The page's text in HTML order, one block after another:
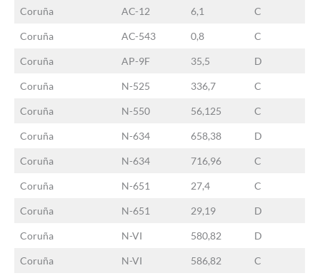
Coruña AC-12 6,1 C
Coruña AC-543 0,8 C
Coruña AP-9F 35,5 D
Coruña N-525 336,7 C
Coruña N-550 56,125 C
Coruña N-634 658,38 D
Coruña N-634 716,96 C
Coruña N-651 27,4 C
Coruña N-651 29,19 D
Coruña N-VI 580,82 D
Coruña N-VI 586,82 C